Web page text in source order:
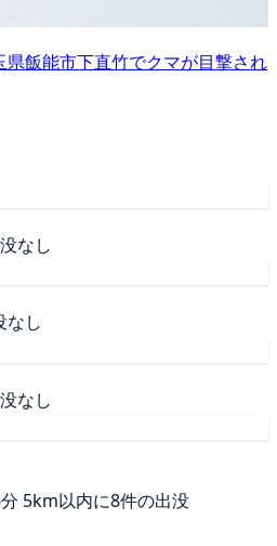
飯能市下直竹でクマが目撃され
なし
なし
なし
5km以内に8件の出没